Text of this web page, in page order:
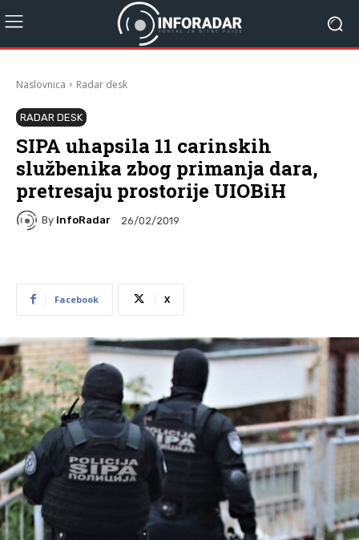
Naslovnica Radar desk
RADAR DESK
SIPA uhapsila 11 carinskih
službenika zbog primanja dara,
pretresaju prostorije UIOBiH
By InfoRadar 26/02/2019
Facebook X